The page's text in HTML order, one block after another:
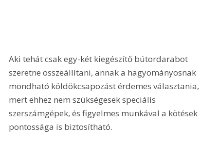
Aki tehát csak egy-két kiegészítő bútordarabot
szeretne összeállítani, annak a hagyományosnak
mondható köldökcsapozást érdemes választania,
mert ehhez nem szükségesek speciális
szerszámgépek, és figyelmes munkával a kötések
pontossága is biztosítható.